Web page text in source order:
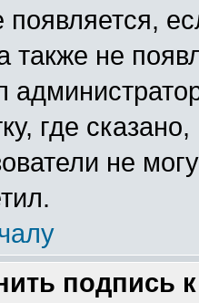
также не
где
не
подпись